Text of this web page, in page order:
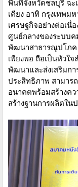
พื้นที่จังหวัดชลบุรี ฉะ
เคียง อาทิ กรุงเทพ
เศรษฐกิจอย่างต่อเ
ศูนย์กลางของระบบ
พัฒนาสาธารณูปโภค
เพียงพอ ถือเป็นหัวใ
พัฒนาและส่งเสริมกา
ประสิทธิภาพ สามาร
อนาคตพร้อมสร้างค
สร้างฐานการผลิตใน